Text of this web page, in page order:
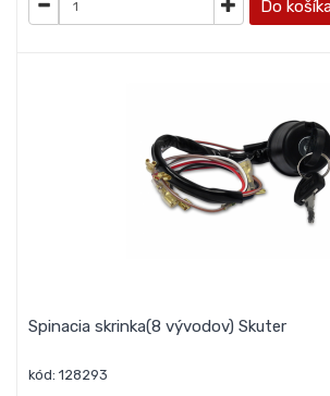
Do
Spinacia skrinka(8 vývodov) Skuter
kód: 128293